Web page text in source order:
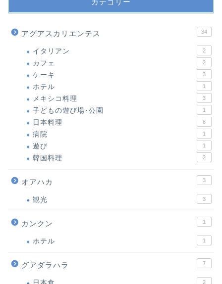
アグアスカリエンテス 34
イタリアン 2
カフェ 2
ケーキ 3
ホテル 1
メキシコ料理 3
子どもの遊び場･公園 1
日本料理 8
病院 1
遊び 1
韓国料理 2
オアハカ 3
観光 3
カンクン 1
ホテル 1
グアダラハラ 7
2